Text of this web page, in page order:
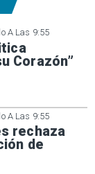
A Las 9:55
Corazón”
A Las 9:55
rechaza
de